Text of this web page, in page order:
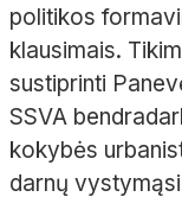
politikos
klausimais.
sustiprinti
SSVA
kokybės
darnų